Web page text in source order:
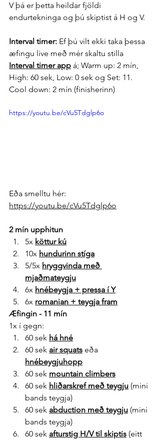
V þá er þetta heildar fjöldi
endurtekninga og þú skiptist á H og V.
Interval timer: Ef þú vilt ekki taka þessa
æfingu live með mér skaltu stilla
Interval timer app á; Warm up: 2 mín,
High: 60 sek, Low: 0 sek og Set: 11.
Cool down: 2 mín (finisherinn)
https://youtu.be/cVu5Tdglp6o
Eða smelltu hér:
https://youtu.be/cVu5Tdglp6o
2 mín upphitun
5x köttur kú
10x hundurinn stíga
5/5x hryggvinda með
mjaðmateygju
6x hnébeygja + pressa í Y
6x romanian + teygja fram
Æfingin - 11 mín
1x í gegn:
60 sek há hné
60 sek air squats eða
hnébeygjuhopp
60 sek mountain climbers
60 sek hliðarskref með teygju (mini
bands teygja)
60 sek abduction með teygju (mini
bands teygja)
60 sek afturstig H/V til skiptis (eitt